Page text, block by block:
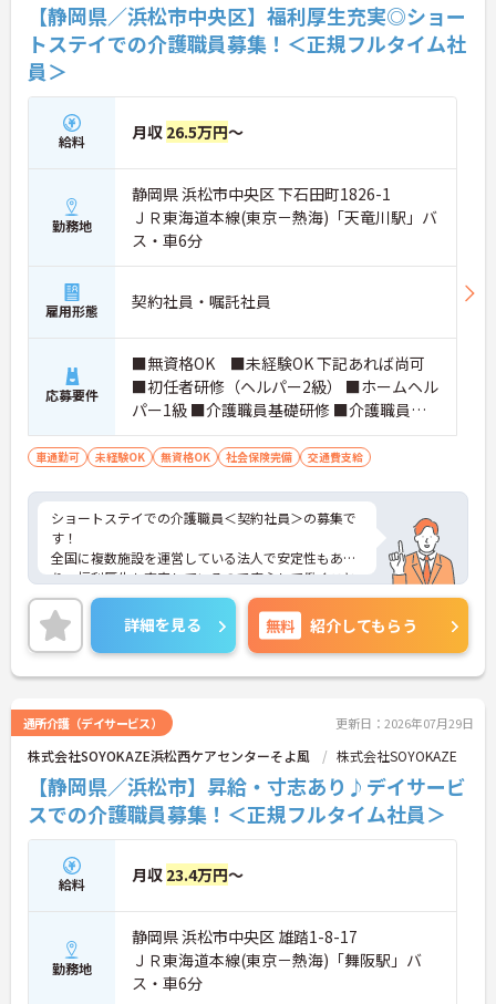
【静岡県／浜松市中央区】福利厚生充実◎ショー
トステイでの介護職員募集！＜正規フルタイム社
員＞
給料 月収 26.5万円～
勤務地
静岡県 浜松市中央区 下石田町1826-1
ＪＲ東海道本線(東京－熱海)「天竜川駅」バ
ス・車6分
雇用形態 契約社員・嘱託社員
応募要件
■無資格OK ■未経験OK 下記あれば尚可
■初任者研修（ヘルパー2級） ■ホームヘル
パー1級 ■介護職員基礎研修 ■介護職員実
務者研修 ■介護福祉士
車通勤可 未経験OK 無資格OK 社会保険完備 交通費支給
ショートステイでの介護職員＜契約社員＞の募集で
す！
全国に複数施設を運営している法人で安定性もあ
り、福利厚生も充実しているので安心して働くこと
ができます♪
ご興味のある方には、面接対策ポイントなどさらに
詳細をお話いたしますので、お気軽にご相談くださ
い。
詳細を見る 無料 紹介してもらう
通所介護（デイサービス） 更新日：2026年07月29日
株式会社SOYOKAZE浜松西ケアセンターそよ風 株式会社SOYOKAZE
【静岡県／浜松市】昇給・寸志あり♪デイサービ
スでの介護職員募集！＜正規フルタイム社員＞
給料 月収 23.4万円～
勤務地
静岡県 浜松市中央区 雄踏1-8-17
ＪＲ東海道本線(東京－熱海)「舞阪駅」バ
ス・車6分